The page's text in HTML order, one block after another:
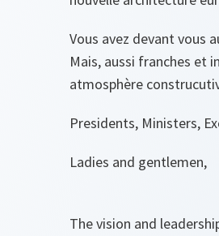
Vous avez devant vous
Mais, aussi franches et
atmosphère
Presidents, Ministers,
Ladies and gentlemen,
The vision and